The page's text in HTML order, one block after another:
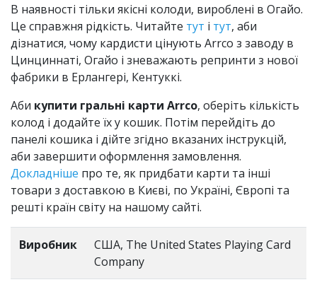
В наявності тільки якісні колоди, вироблені в Огайо.
Це справжня рідкість. Читайте тут і тут, аби
дізнатися, чому кардисти цінують Arrco з заводу в
Цинциннаті, Огайо і зневажають репринти з нової
фабрики в Ерлангері, Кентуккі.
Аби купити гральні карти Arrco, оберіть кількість
колод і додайте їх у кошик. Потім перейдіть до
панелі кошика і дійте згідно вказаних інструкцій,
аби завершити оформлення замовлення.
Докладніше про те, як придбати карти та інші
товари з доставкою в Києві, по Україні, Європі та
решті країн світу на нашому сайті.
Виробник
США, The United States Playing Card
Company